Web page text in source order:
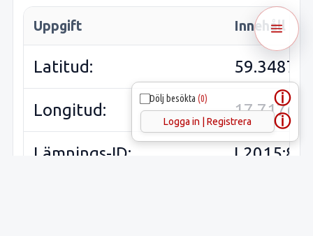
Dölj besökta (0) ⓘ
Logga in | Registrera ⓘ
Uppgift Innehåll
Latitud:
Longitud:
Lämnings-ID: